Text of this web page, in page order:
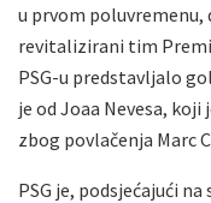
u prvom poluvremenu,
revitalizirani tim
PSG-u predstavljalo
je od Joaa Nevesa,
zbog povlačenja Marc
PSG je, podsjećajući